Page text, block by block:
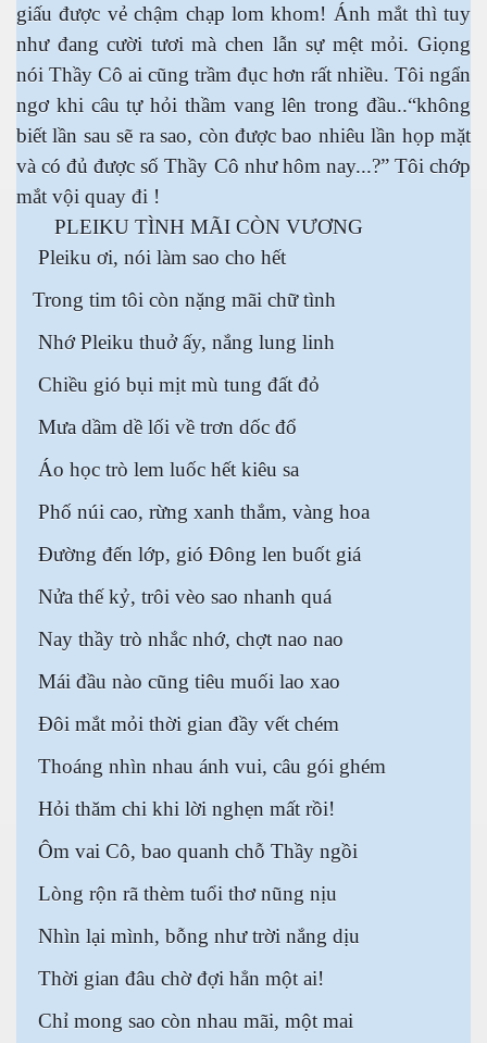
giấu được vẻ chậm chạp lom khom! Ánh mắt thì tuy
như đang cười tươi mà chen lẫn sự mệt mỏi. Giọng
nói Thầy Cô ai cũng trầm đục hơn rất nhiều. Tôi ngẩn
ngơ khi câu tự hỏi thầm vang lên trong đầu..“không
biết lần sau sẽ ra sao, còn được bao nhiêu lần họp mặt
và có đủ được số Thầy Cô như hôm nay...?” Tôi chớp
mắt vội quay đi !
PLEIKU TÌNH MÃI CÒN VƯƠNG
Pleiku ơi, nói làm sao cho hết
Trong tim tôi còn nặng mãi chữ tình
Nhớ Pleiku thuở ấy, nắng lung linh
Chiều gió bụi mịt mù tung đất đỏ
Mưa dầm dề lối về trơn dốc đổ
Áo học trò lem luốc hết kiêu sa
Phố núi cao, rừng xanh thắm, vàng hoa
Đường đến lớp, gió Đông len buốt giá
Nửa thế kỷ, trôi vèo sao nhanh quá
Nay thầy trò nhắc nhớ, chợt nao nao
Mái đầu nào cũng tiêu muối lao xao
Đôi mắt mỏi thời gian đầy vết chém
Thoáng nhìn nhau ánh vui, câu gói ghém
Hỏi thăm chi khi lời nghẹn mất rồi!
Ôm vai Cô, bao quanh chỗ Thầy ngồi
Lòng rộn rã thèm tuổi thơ nũng nịu
Nhìn lại mình, bỗng như trời nắng dịu
Thời gian đâu chờ đợi hẳn một ai!
Chỉ mong sao còn nhau mãi, một mai
nước
heo